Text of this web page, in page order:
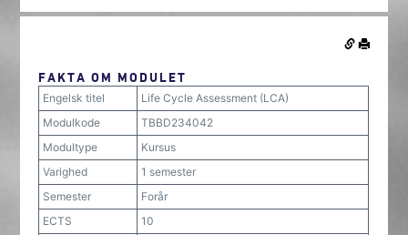
FAKTA OM MODULET
Engelsk titel
Life Cycle Assessment (LCA)
Modulkode
TBBD234042
Modultype
Kursus
Varighed
1 semester
Semester
Forår
ECTS
10